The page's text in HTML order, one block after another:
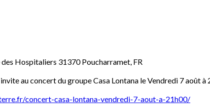
des Hospitaliers 31370 Poucharramet, FR
au concert du groupe Casa Lontana le Vendredi 7 août à
concert-casa-lontana-vendredi-7-aout-a-21h00/